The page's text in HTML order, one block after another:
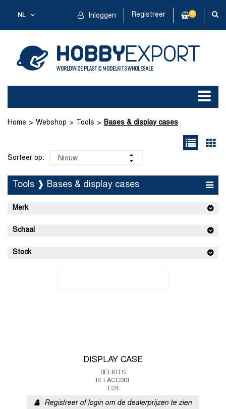
NL Inloggen Registreer 0
Home Webshop Tools Bases & display cases
Sorteer op:
Tools ❱ Bases & display cases
Merk
Schaal
Stock
DISPLAY CASE
BELKITS
BELACC001
1/24
Registreer of login om de dealerprijzen te zien